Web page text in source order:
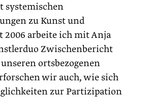
systemischen
zu Kunst und
2006 arbeite ich mit Anja
Zwischenbericht
ortsbezogenen
wir auch, wie sich
zur Partizipation